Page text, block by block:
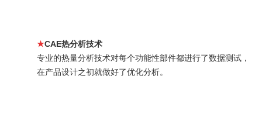
★CAE热分析技术
专业的热量分析技术对每个功能性部件都进行了数据测试，
在产品设计之初就做好了优化分析。